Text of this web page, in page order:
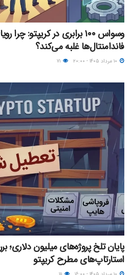
وسواس ۱۰۰ برابری در کریپتو:
فاندامنتال‌ها غلبه می‌کند؟
استارتاپ‌های مطرح کریپتو